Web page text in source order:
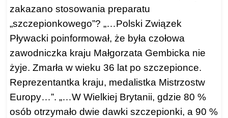
zakazano stosowania preparatu
„szczepionkowego”? „…Polski Związek
Pływacki poinformował, że była czołowa
zawodniczka kraju Małgorzata Gembicka nie
żyje. Zmarła w wieku 36 lat po szczepionce.
Reprezentantka kraju, medalistka Mistrzostw
Europy…”. „…W Wielkiej Brytanii, gdzie 80 %
osób otrzymało dwie dawki szczepionki, a 90 %